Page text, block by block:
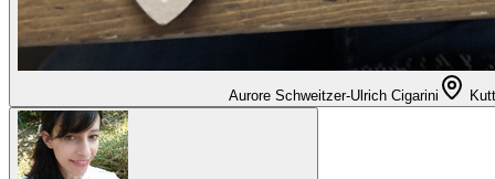
Aurore Schweitzer-Ulrich Cigarini